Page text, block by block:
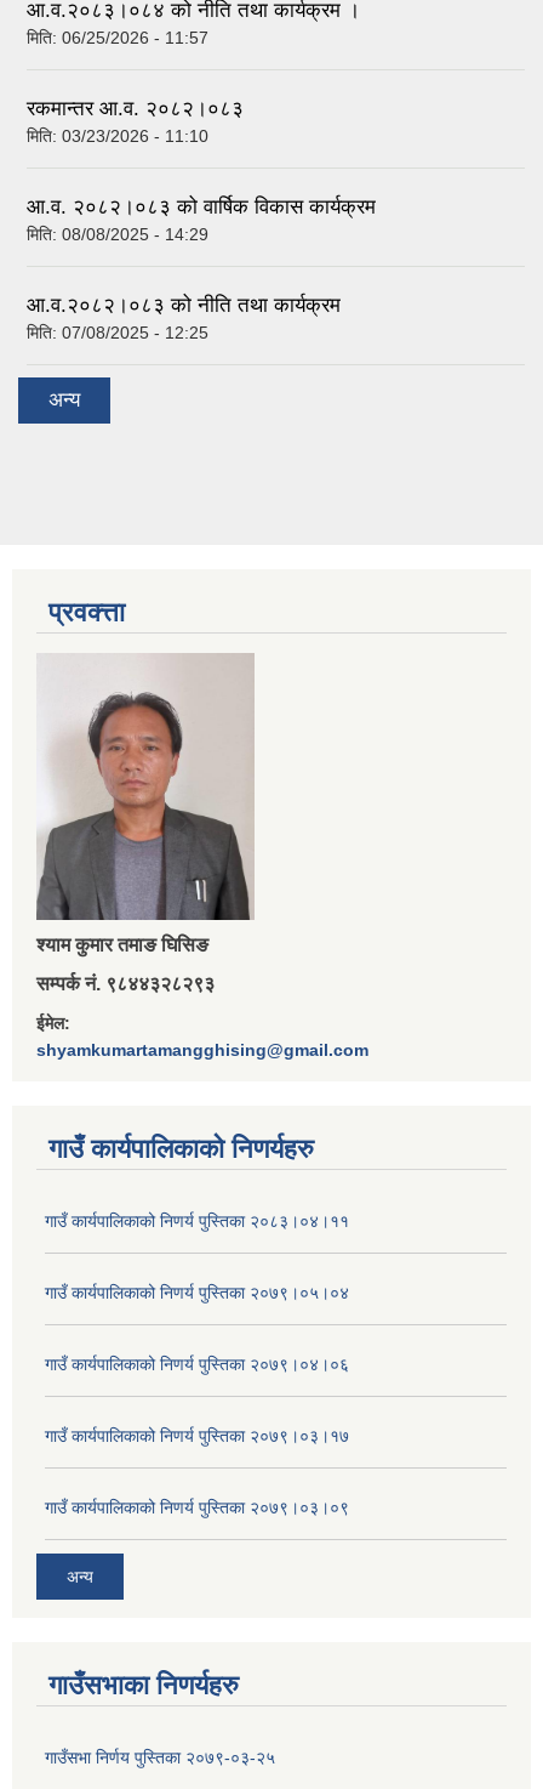
आ.व.२०८३।०८४ को नीति तथा कार्यक्रम ।
मिति: 06/25/2026 - 11:57
रकमान्तर आ.व. २०८२।०८३
मिति: 03/23/2026 - 11:10
आ.व. २०८२।०८३ को वार्षिक विकास कार्यक्रम
मिति: 08/08/2025 - 14:29
आ.व.२०८२।०८३ को नीति तथा कार्यक्रम
मिति: 07/08/2025 - 12:25
अन्य
प्रवक्त्ता
श्‍याम कुमार तमाङ घिसिङ
सम्पर्क नं. ९८४४३२८२९३
ईमेल:
shyamkumartamangghising@gmail.com
गाउँ कार्यपालिकाकाे निणर्यहरु
गाउँ कार्यपालिकाको निणर्य पुस्तिका २०८३।०४।११
गाउँ कार्यपालिकाको निणर्य पुस्तिका २०७९।०५।०४
गाउँ कार्यपालिकाको निणर्य पुस्तिका २०७९।०४।०६
गाउँ कार्यपालिकाको निणर्य पुस्तिका २०७९।०३।१७
गाउँ कार्यपालिकाको निणर्य पुस्तिका २०७९।०३।०९
अन्य
गाउँसभाका निणर्यहरु
गाउँसभा निर्णय पुस्तिका २०७९-०३-२५